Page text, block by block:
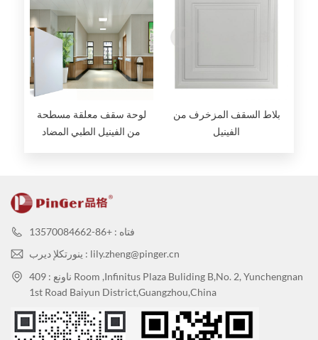
لوحة سقف معلقة مسطحة
من الفينيل الطبي المضاد
بلاط السقف المزخرف من
الفينيل
فتاه : +86-13570084662
ينورتكلإ ديرب : lily.zheng@pinger.cn
ناونع : 409 Room ,Infinitus Plaza Buliding B,No. 2, Yunchengnan
1st Road Baiyun District,Guangzhou,China